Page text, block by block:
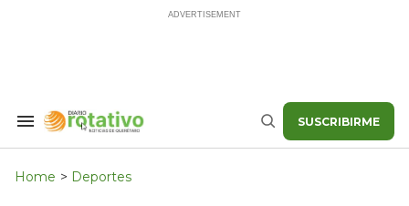
Search
Navigation
Buscar SUSCRIBIRME
Home > Deportes